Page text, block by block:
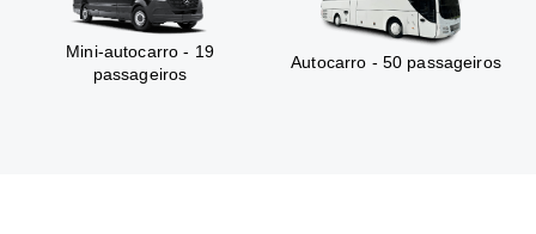
Mini-autocarro - 19
passageiros
Autocarro - 50 passageiros